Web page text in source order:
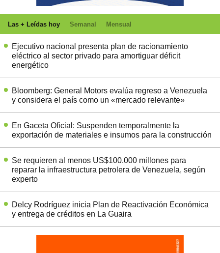
Las + Leídas hoy Semanal Mensual
Ejecutivo nacional presenta plan de racionamiento
eléctrico al sector privado para amortiguar déficit
energético
Bloomberg: General Motors evalúa regreso a Venezuela
y considera el país como un «mercado relevante»
En Gaceta Oficial: Suspenden temporalmente la
exportación de materiales e insumos para la construcción
Se requieren al menos US$100.000 millones para
reparar la infraestructura petrolera de Venezuela, según
experto
Delcy Rodríguez inicia Plan de Reactivación Económica
y entrega de créditos en La Guaira